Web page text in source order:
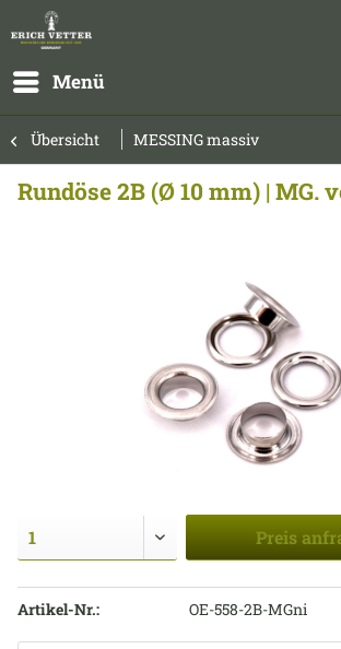
Menü
Übersicht MESSING massiv
Rundöse 2B (Ø 10 mm) | MG.
Preis
Artikel-Nr.: OE-558-2B-MGni